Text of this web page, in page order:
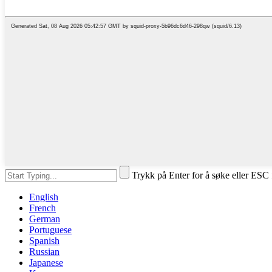
Trykk på Enter for å søke eller
English
French
German
Portuguese
Spanish
Russian
Japanese